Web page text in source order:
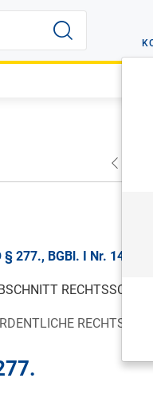
§ 277., BGBl. I Nr. 14/
RECHTSSCHUTZ.